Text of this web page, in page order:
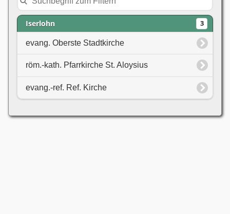
Iserlohn 3
evang. Oberste Stadtkirche
röm.-kath. Pfarrkirche St. Aloysius
evang.-ref. Ref. Kirche